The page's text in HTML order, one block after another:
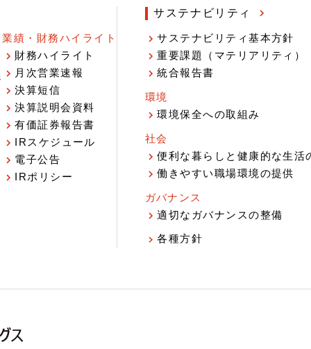
業績・財務ハイライト
財務ハイライト
月次営業速報
決算短信
決算説明会資料
有価証券報告書
IRスケジュール
電子公告
IRポリシー
サステナビリティ
サステナビリティ基本方針
重要課題（マテリアリティ）
統合報告書
環境
環境保全への取組み
社会
便利な暮らしと健康的な生活
働きやすい職場環境の提供
ガバナンス
適切なガバナンスの整備
各種方針